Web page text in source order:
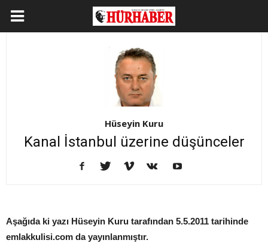
Hüseyin Kuru
Kanal İstanbul üzerine düşünceler
Aşağıda ki yazı Hüseyin Kuru tarafından 5.5.2011 tarihinde
emlakkulisi.com da yayınlanmıştır.